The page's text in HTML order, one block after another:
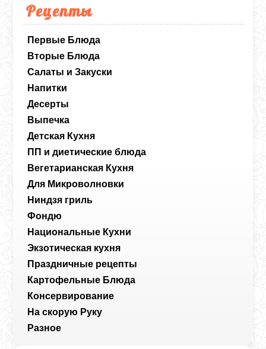
Рецепты
Первые Блюда
Вторые Блюда
Салаты и Закуски
Напитки
Десерты
Выпечка
Детская Кухня
ПП и диетические блюда
Вегетарианская Кухня
Для Микроволновки
Ниндзя гриль
Фондю
Национальные Кухни
Экзотическая кухня
Праздничные рецепты
Картофельные Блюда
Консервирование
На скорую Руку
Разное